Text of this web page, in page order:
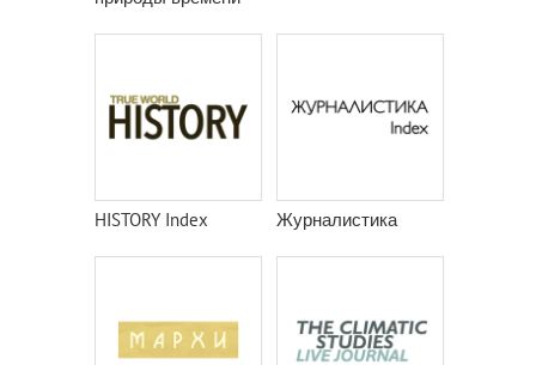
HISTORY Index Журналистика